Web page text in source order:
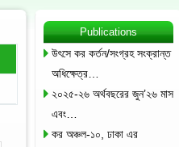
Publications
উৎসে কর কর্তন/সংগ্রহ সংক্রান্ত
অধিক্ষেত্র…
২০২৫-২৬ অর্থবছরের জুন’২৬ মাস
এবং…
কর অঞ্চল-১০, ঢাকা এর